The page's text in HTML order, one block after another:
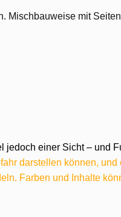
Mischbauweise mit
jedoch einer Sicht – und
darstellen können,
Farben und Inhalte